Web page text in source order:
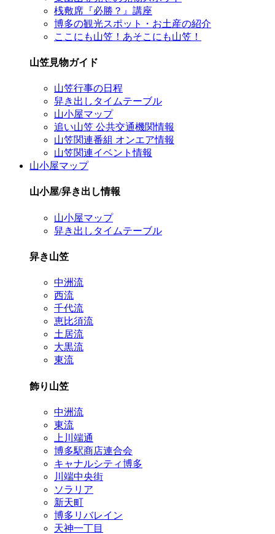
桟敷席『必勝？』講座
博多の観光スポット・お土産の紹介
ここにも山笠！あそこにも山笠！
山笠見物ガイド
山笠行事の日程
舁き出しタイムテーブル
山小屋マップ
追い山笠 公共交通機関情報
山笠関連番組 オンエア情報
山笠関連イベント情報
山小屋マップ
山小屋/舁き出し情報
山小屋マップ
舁き出しタイムテーブル
舁き山笠
中洲流
西流
千代流
恵比須流
土居流
大黒流
東流
飾り山笠
中洲流
東流
上川端通
博多駅商店連合会
キャナルシティ博多
川端中央街
ソラリア
新天町
博多リバレイン
天神一丁目